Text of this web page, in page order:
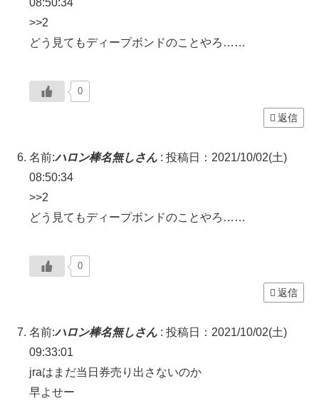
08:50:34
>>2
どう見てもディープボンドのことやろ……
0
返信
名前:ハロン棒名無しさん : 投稿日：2021/10/02(土)
08:50:34
>>2
どう見てもディープボンドのことやろ……
0
返信
名前:ハロン棒名無しさん : 投稿日：2021/10/02(土)
09:33:01
jraはまだ当日券売り出さないのか
早よせー